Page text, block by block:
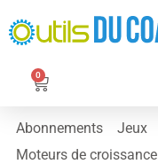
0
Abonnements Jeux
Moteurs de croissance